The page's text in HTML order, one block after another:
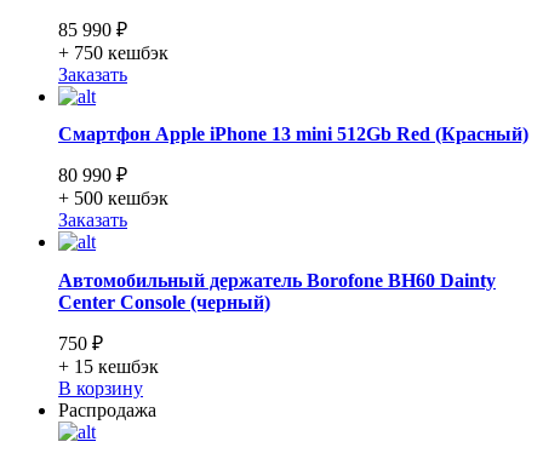
85 990 ₽
+ 750 кешбэк
Заказать
Смартфон Apple iPhone 13 mini 512Gb Red (Красный)
80 990 ₽
+ 500 кешбэк
Заказать
Автомобильный держатель Borofone BH60 Dainty
Center Console (черный)
750 ₽
+ 15 кешбэк
В корзину
Распродажа